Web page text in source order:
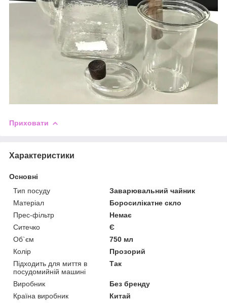
Приховати
Характеристики
Основні
Тип посуду
Заварювальний чайник
Матеріал
Боросилікатне скло
Прес-фільтр
Немає
Ситечко
Є
Об`єм
750 мл
Колір
Прозорий
Підходить для миття в
посудомийній машині
Так
Виробник
Без бренду
Країна виробник
Китай